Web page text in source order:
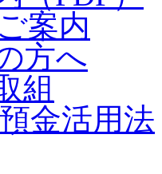
案内
方へ
組
金活用法